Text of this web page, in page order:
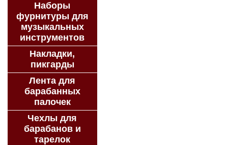
Наборы
фурнитуры для
музыкальных
инструментов
Накладки,
пикгарды
Лента для
барабанных
палочек
Чехлы для
барабанов и
тарелок